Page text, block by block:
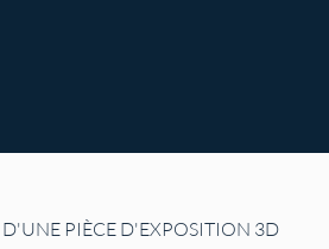
D'UNE PIÈCE D'EXPOSITION 3D